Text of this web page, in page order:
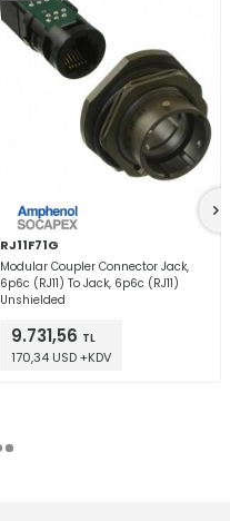
RJ11F71G
Modular Coupler Connector Jack,
6p6c (RJ11) To Jack, 6p6c (RJ11)
Unshielded
9.731,56 TL
170,34 USD +KDV